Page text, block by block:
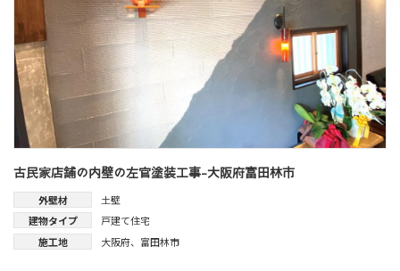
古民家店舗の内壁の左官塗装工事-大阪府富田林市
外壁材
土壁
建物タイプ
戸建て住宅
施工地
大阪府、 富田林市